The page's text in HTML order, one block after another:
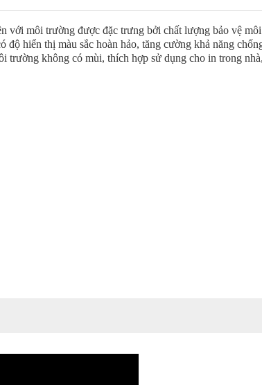
với môi trường được đặc trưng bởi chất lượng bảo vệ
độ hiển thị màu sắc hoàn hảo, tăng cường khả năng
trường không có mùi, thích hợp sử dụng cho in trong